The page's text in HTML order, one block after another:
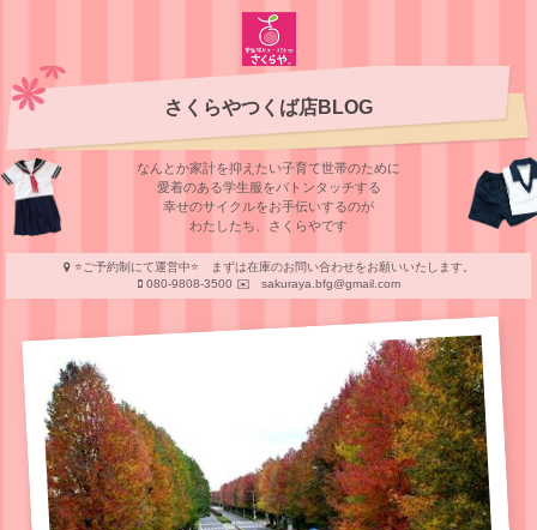
さくらやつくば店BLOG
なんとか家計を抑えたい子育て世帯のために
愛着のある学⽣服をバトンタッチする
幸せのサイクルをお⼿伝いするのが
わたしたち、さくらやです
⭐️ご予約制にて運営中⭐️ まずは在庫のお問い合わせをお願いいたします。
080-9808-3500 ✉️ sakuraya.bfg@gmail.com